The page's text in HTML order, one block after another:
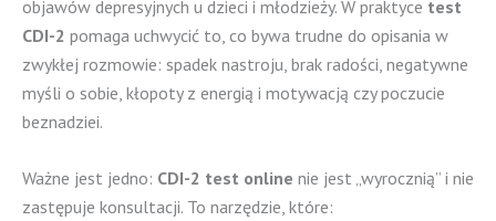
objawów depresyjnych u dzieci i młodzieży. W praktyce test
CDI-2 pomaga uchwycić to, co bywa trudne do opisania w
zwykłej rozmowie: spadek nastroju, brak radości, negatywne
myśli o sobie, kłopoty z energią i motywacją czy poczucie
beznadziei.
Ważne jest jedno: CDI-2 test online nie jest „wyrocznią” i nie
zastępuje konsultacji. To narzędzie, które: